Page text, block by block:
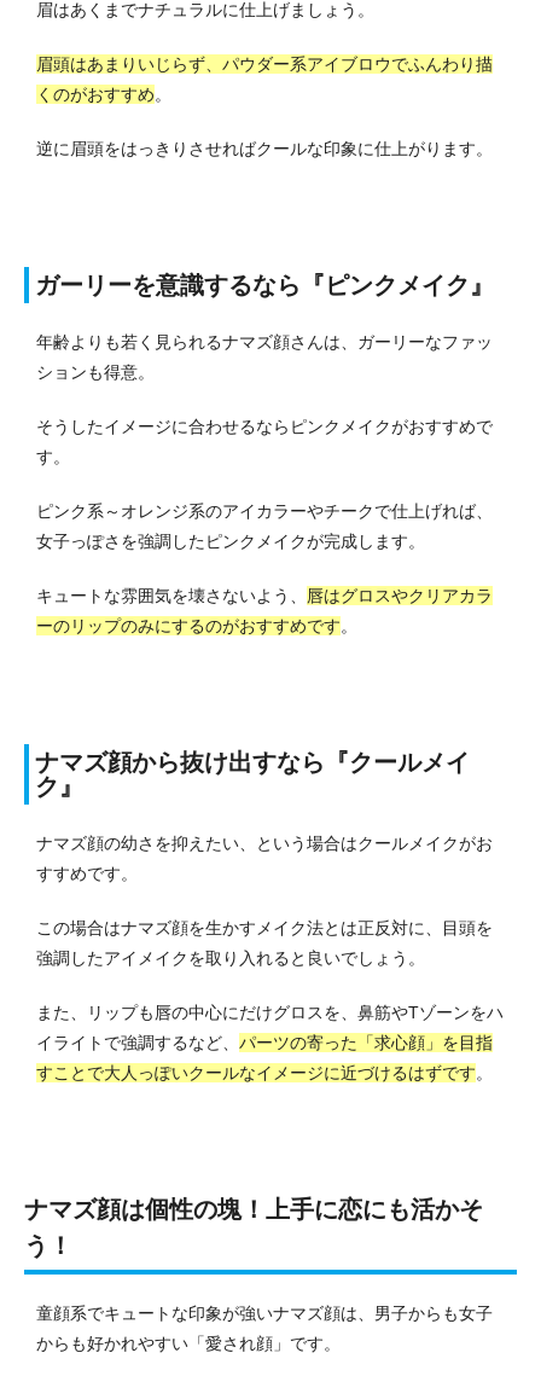
眉はあくまでナチュラルに仕上げましょう。
眉頭はあまりいじらず、パウダー系アイブロウでふんわり描
くのがおすすめ。
逆に眉頭をはっきりさせればクールな印象に仕上がります。
ガーリーを意識するなら『ピンクメイク』
年齢よりも若く見られるナマズ顔さんは、ガーリーなファッ
ションも得意。
そうしたイメージに合わせるならピンクメイクがおすすめで
す。
ピンク系～オレンジ系のアイカラーやチークで仕上げれば、
女子っぽさを強調したピンクメイクが完成します。
キュートな雰囲気を壊さないよう、 唇はグロスやクリアカラ
ーのリップのみにするのがおすすめです。
ナマズ顔から抜け出すなら『クールメイ
ク』
ナマズ顔の幼さを抑えたい、という場合はクールメイクがお
すすめです。
この場合はナマズ顔を生かすメイク法とは正反対に、目頭を
強調したアイメイクを取り入れると良いでしょう。
また、リップも唇の中心にだけグロスを、鼻筋やTゾーンをハ
イライトで強調するなど、 パーツの寄った「求心顔」を目指
すことで大人っぽいクールなイメージに近づけるはずです。
ナマズ顔は個性の塊！上手に恋にも活かそ
う！
童顔系でキュートな印象が強いナマズ顔は、男子からも女子
からも好かれやすい「愛され顔」です。